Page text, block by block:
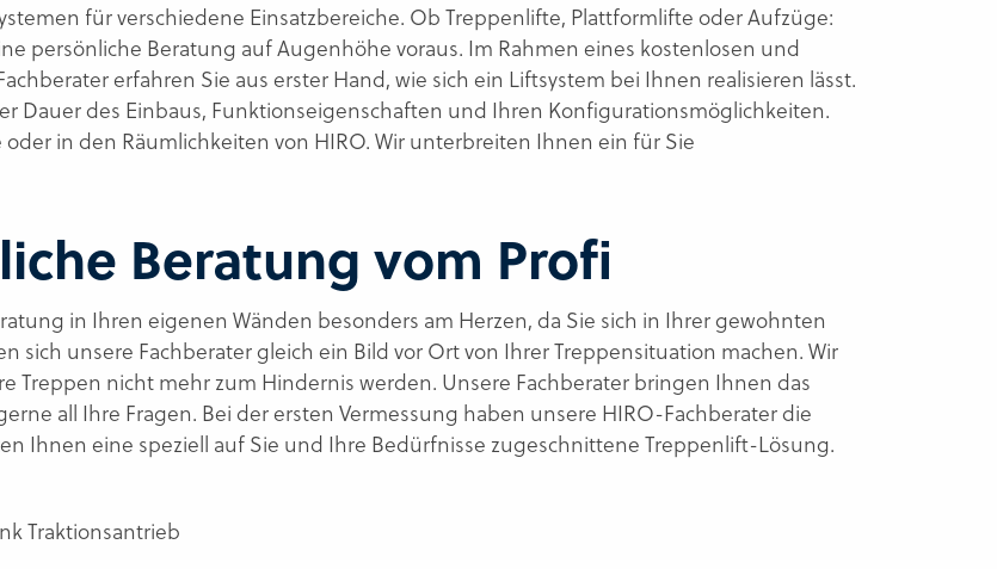
für verschiedene Einsatzbereiche. Ob Treppenlifte, Plattformlifte oder Aufzüge:
persönliche Beratung auf Augenhöhe voraus. Im Rahmen eines kostenlosen und
erfahren Sie aus erster Hand, wie sich ein Liftsystem bei Ihnen realisieren lässt.
Dauer des Einbaus, Funktionseigenschaften und Ihren Konfigurationsmöglichkeiten.
in den Räumlichkeiten von HIRO. Wir unterbreiten Ihnen ein für Sie
Beratung vom Profi
in Ihren eigenen Wänden besonders am Herzen, da Sie sich in Ihrer gewohnten
sich unsere Fachberater gleich ein Bild vor Ort von Ihrer Treppensituation machen. Wir
Treppen nicht mehr zum Hindernis werden. Unsere Fachberater bringen Ihnen das
all Ihre Fragen. Bei der ersten Vermessung haben unsere HIRO-Fachberater die
Ihnen eine speziell auf Sie und Ihre Bedürfnisse zugeschnittene Treppenlift-Lösung.
Traktionsantrieb